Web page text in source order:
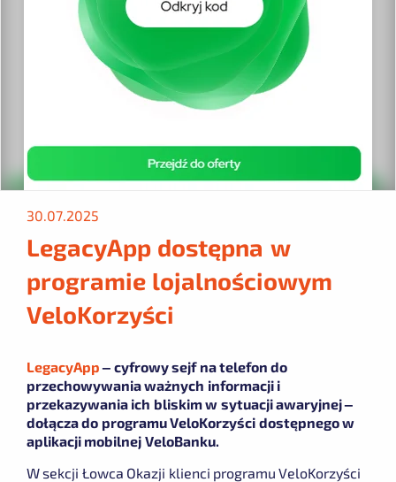
30.07.2025
LegacyApp dostępna w
programie lojalnościowym
VeloKorzyści
LegacyApp– cyfrowy sejf na telefon do
przechowywania ważnych informacji i
przekazywania ich bliskim w sytuacji awaryjnej –
dołącza do programu VeloKorzyści dostępnego w
aplikacji mobilnej VeloBanku.
W sekcji Łowca Okazji klienci programu VeloKorzyści